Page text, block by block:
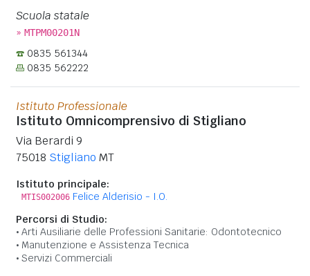
Scuola statale
» MTPM00201N
0835 561344
0835 562222
Istituto Professionale
Istituto Omnicomprensivo di Stigliano
Via Berardi 9
75018 Stigliano MT
Istituto principale:
MTIS002006 Felice Alderisio - I.O.
Percorsi di Studio:
Arti Ausiliarie delle Professioni Sanitarie: Odontotecnico
Manutenzione e Assistenza Tecnica
Servizi Commerciali